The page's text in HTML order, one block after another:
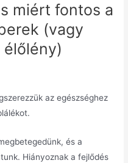
miért fontos a
(vagy
az egészséghez
és a
Hiányoznak a fejlődés